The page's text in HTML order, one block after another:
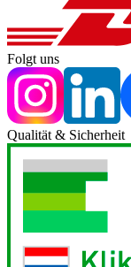
Folgt uns
Qualität & Sicherheit